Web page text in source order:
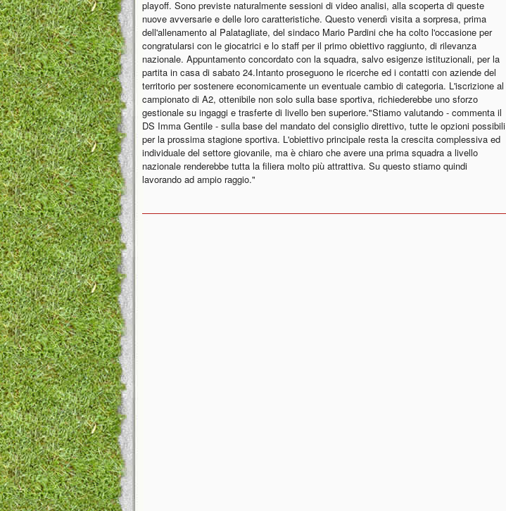
playoff. Sono previste naturalmente sessioni di video analisi, alla scoperta di queste
nuove avversarie e delle loro caratteristiche. Questo venerdì visita a sorpresa, prima
dell'allenamento al Palatagliate, del sindaco Mario Pardini che ha colto l'occasione per
congratularsi con le giocatrici e lo staff per il primo obiettivo raggiunto, di rilevanza
nazionale. Appuntamento concordato con la squadra, salvo esigenze istituzionali, per la
partita in casa di sabato 24.Intanto proseguono le ricerche ed i contatti con aziende del
territorio per sostenere economicamente un eventuale cambio di categoria. L'iscrizione al
campionato di A2, ottenibile non solo sulla base sportiva, richiederebbe uno sforzo
gestionale su ingaggi e trasferte di livello ben superiore."Stiamo valutando - commenta il
DS Imma Gentile - sulla base del mandato del consiglio direttivo, tutte le opzioni possibili
per la prossima stagione sportiva. L'obiettivo principale resta la crescita complessiva ed
individuale del settore giovanile, ma è chiaro che avere una prima squadra a livello
nazionale renderebbe tutta la filiera molto più attrattiva. Su questo stiamo quindi
lavorando ad ampio raggio."